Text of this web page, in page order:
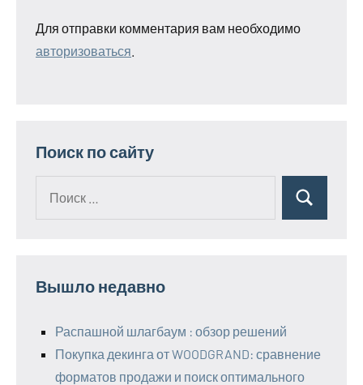
Для отправки комментария вам необходимо
авторизоваться
Поиск по сайту
Поиск
Вышло недавно
Распашной шлагбаум : обзор решений
Покупка декинга от WOODGRAND: сравнение
форматов продажи и поиск оптимального